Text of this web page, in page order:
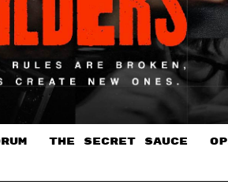
THE SECRET SAUCE​